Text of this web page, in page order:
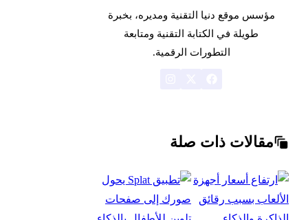
مؤسس موقع دنيا التقنية ومديره، بخبرة
طويلة في الكتابة التقنية ومتابعة
التطورات الرقمية.
مقالات ذات صلة